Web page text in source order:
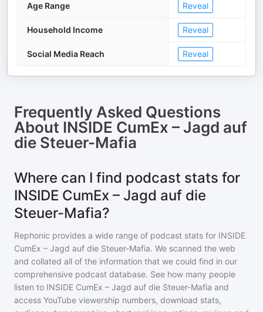
Age Range Reveal
Household Income Reveal
Social Media Reach Reveal
Frequently Asked Questions
About INSIDE CumEx – Jagd auf
die Steuer-Mafia
Where can I find podcast stats for
INSIDE CumEx – Jagd auf die
Steuer-Mafia?
Rephonic provides a wide range of podcast stats for INSIDE
CumEx – Jagd auf die Steuer-Mafia. We scanned the web
and collated all of the information that we could find in our
comprehensive podcast database. See how many people
listen to INSIDE CumEx – Jagd auf die Steuer-Mafia and
access YouTube viewership numbers, download stats,